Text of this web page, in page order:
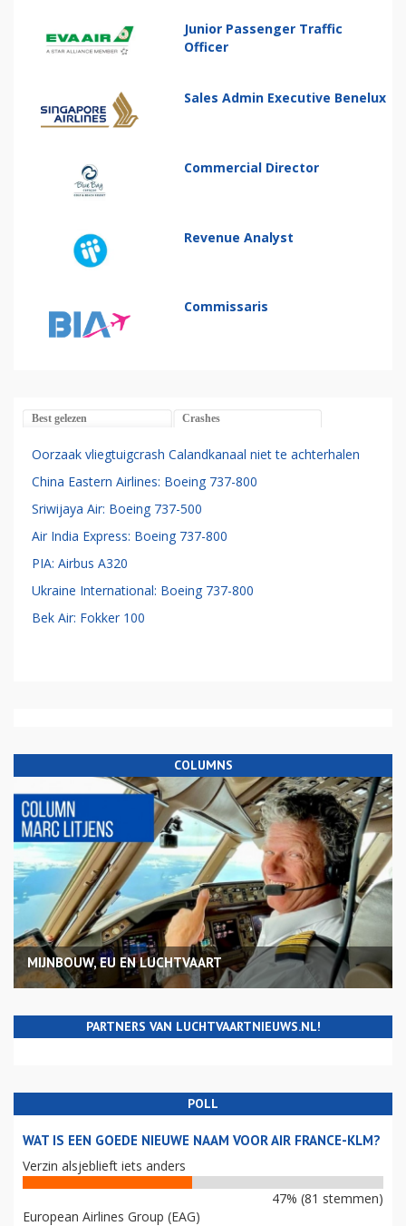
Junior Passenger Traffic
Officer
Sales Admin Executive Benelux
Commercial Director
Revenue Analyst
Commissaris
Best gelezen Crashes
Oorzaak vliegtuigcrash Calandkanaal niet te achterhalen
China Eastern Airlines: Boeing 737-800
Sriwijaya Air: Boeing 737-500
Air India Express: Boeing 737-800
PIA: Airbus A320
Ukraine International: Boeing 737-800
Bek Air: Fokker 100
COLUMNS
MIJNBOUW, EU EN LUCHTVAART
PARTNERS VAN LUCHTVAARTNIEUWS.NL!
POLL
WAT IS EEN GOEDE NIEUWE NAAM VOOR AIR FRANCE-KLM?
Verzin alsjeblieft iets anders
47% (81 stemmen)
European Airlines Group (EAG)